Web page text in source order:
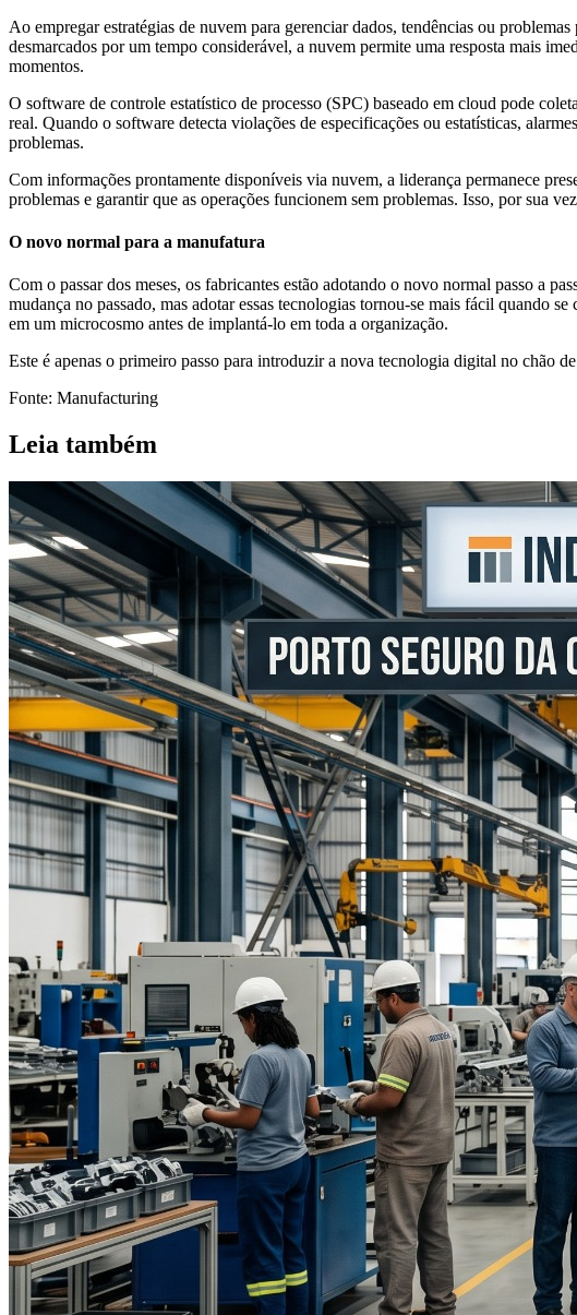
Ao empregar estratégias de nuvem para gerenciar dados, tendências ou
desmarcados por um tempo considerável, a nuvem permite uma resposta mais
momentos.
O software de controle estatístico de processo (SPC) baseado em cloud pode
real. Quando o software detecta violações de especificações ou estatísticas,
problemas.
Com informações prontamente disponíveis via nuvem, a liderança permanece
problemas e garantir que as operações funcionem sem problemas. Isso, por sua
O novo normal para a manufatura
Com o passar dos meses, os fabricantes estão adotando o novo normal passo a
mudança no passado, mas adotar essas tecnologias tornou-se mais fácil quando
em um microcosmo antes de implantá-lo em toda a organização.
Este é apenas o primeiro passo para introduzir a nova tecnologia digital no chão
Fonte: Manufacturing
Leia também